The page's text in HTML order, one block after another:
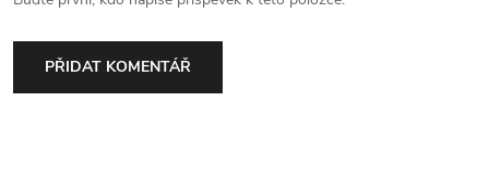
PŘIDAT KOMENTÁŘ